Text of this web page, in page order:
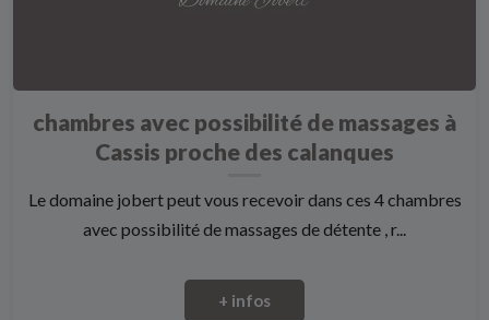
chambres avec possibilité de massages à
Cassis proche des calanques
Le domaine jobert peut vous recevoir dans ces 4 chambres
avec possibilité de massages de détente , r...
+ infos